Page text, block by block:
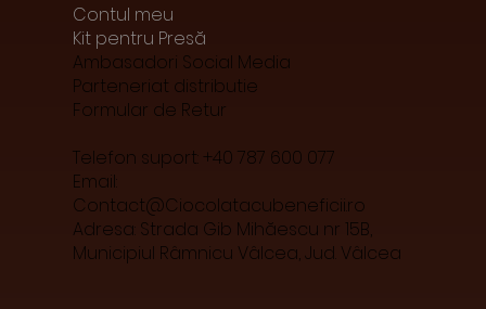
Contul meu
Kit pentru Presă
Ambasadori Social Media
Parteneriat distributie
Formular de Retur
Telefon suport: +40 787 600 077
Email:
Contact@Ciocolatacubeneficii.ro
Adresa: Strada Gib Mihăescu nr 15B,
Municipiul Râmnicu Vâlcea, Jud. Vâlcea